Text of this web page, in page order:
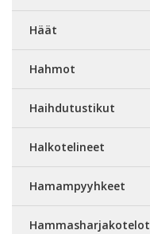
Häät
Hahmot
Haihdutustikut
Halkotelineet
Hamampyyhkeet
Hammasharjakotelot